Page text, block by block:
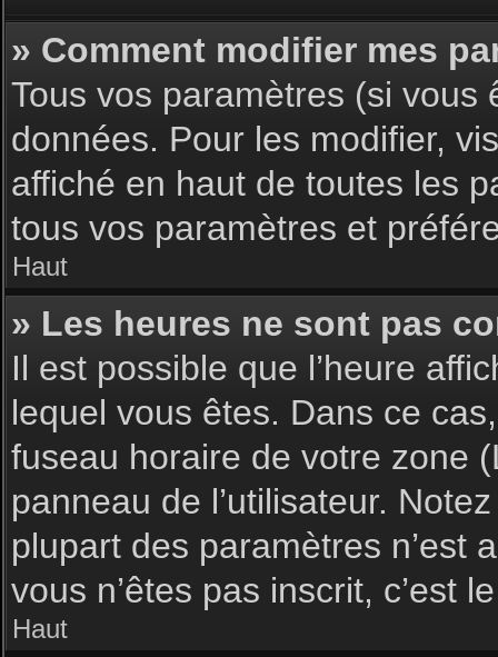
» Comment modifier mes
Tous vos paramètres (si
données. Pour les modifier,
affiché en haut de toutes les
tous vos paramètres et
Haut
» Les heures ne sont pas
Il est possible que l’heure
lequel vous êtes. Dans ce
fuseau horaire de votre zone
panneau de l’utilisateur.
plupart des paramètres n’est
vous n’êtes pas inscrit, c’est
Haut